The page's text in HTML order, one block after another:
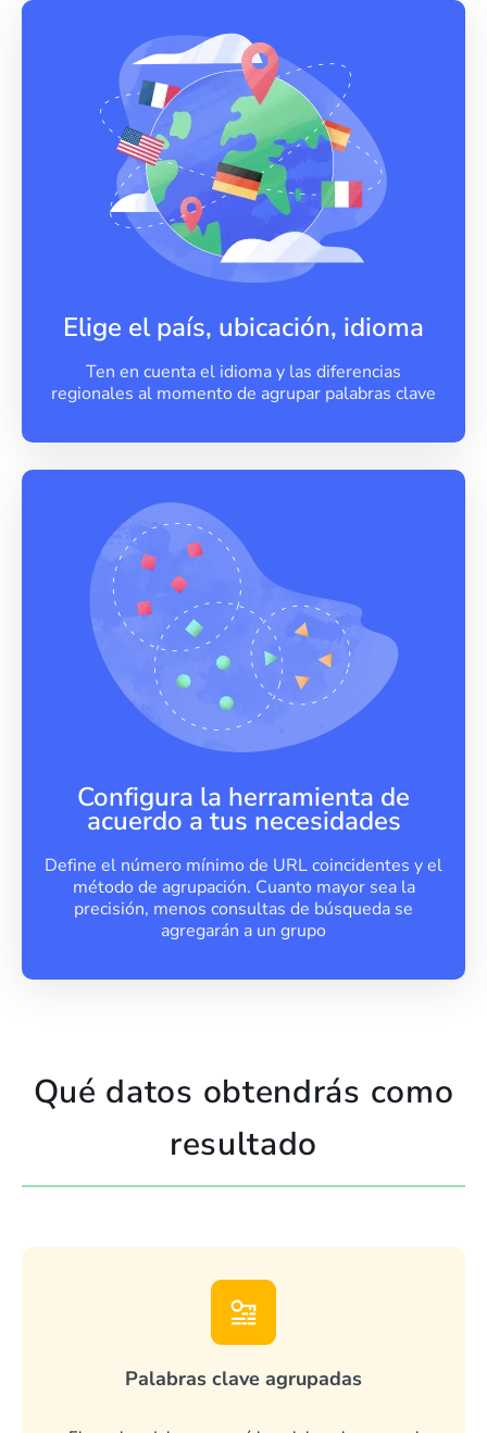
Elige el país, ubicación, idioma
Ten en cuenta el idioma y las diferencias
regionales al momento de agrupar palabras clave
Configura la herramienta de
acuerdo a tus necesidades
Define el número mínimo de URL coincidentes y el
método de agrupación. Cuanto mayor sea la
precisión, menos consultas de búsqueda se
agregarán a un grupo
Qué datos obtendrás como
resultado
Palabras clave agrupadas